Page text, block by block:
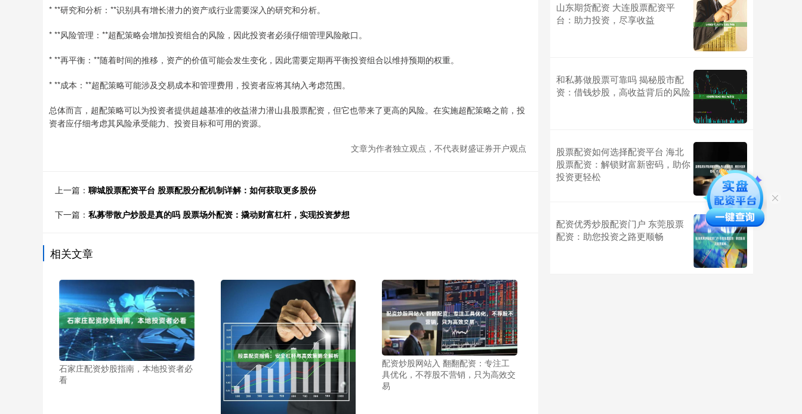
* **研究和分析：**识别具有增长潜力的资产或行业需要深入的研究和分析。
* **风险管理：**超配策略会增加投资组合的风险，因此投资者必须仔细管理风险敞口。
* **再平衡：**随着时间的推移，资产的价值可能会发生变化，因此需要定期再平衡投资组合以维持预期的权重。
* **成本：**超配策略可能涉及交易成本和管理费用，投资者应将其纳入考虑范围。
总体而言，超配策略可以为投资者提供超越基准的收益潜力潜山县股票配资，但它也带来了更高的风险。在实施超配策略之前，投
资者应仔细考虑其风险承受能力、投资目标和可用的资源。
文章为作者独立观点，不代表财盛证券开户观点
上一篇： 聊城股票配资平台 股票配股分配机制详解：如何获取更多股份
下一篇： 私募带散户炒股是真的吗 股票场外配资：撬动财富杠杆，实现投资梦想
相关文章
石家庄配资炒股指南，本地投资者必
看
配资炒股网站入 翻翻配资：专注工
具优化，不荐股不营销，只为高效交
易
山东期货配资 大连股票配资平
台：助力投资，尽享收益
和私募做股票可靠吗 揭秘股市配
资：借钱炒股，高收益背后的风险
股票配资如何选择配资平台 海北
股票配资：解锁财富新密码，助你
投资更轻松
配资优秀炒股配资门户 东莞股票
配资：助您投资之路更顺畅